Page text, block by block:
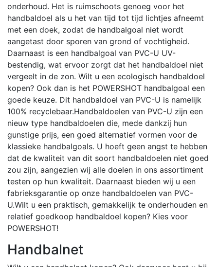
onderhoud. Het is ruimschoots genoeg voor het
handbaldoel als u het van tijd tot tijd lichtjes afneemt
met een doek, zodat de handbalgoal niet wordt
aangetast door sporen van grond of vochtigheid.
Daarnaast is een handbalgoal van PVC-U UV-
bestendig, wat ervoor zorgt dat het handbaldoel niet
vergeelt in de zon. Wilt u een ecologisch handbaldoel
kopen? Ook dan is het POWERSHOT handbalgoal een
goede keuze. Dit handbaldoel van PVC-U is namelijk
100% recyclebaar.Handbaldoelen van PVC-U zijn een
nieuw type handbaldoelen die, mede dankzij hun
gunstige prijs, een goed alternatief vormen voor de
klassieke handbalgoals. U hoeft geen angst te hebben
dat de kwaliteit van dit soort handbaldoelen niet goed
zou zijn, aangezien wij alle doelen in ons assortiment
testen op hun kwaliteit. Daarnaast bieden wij u een
fabrieksgarantie op onze handbaldoelen van PVC-
U.Wilt u een praktisch, gemakkelijk te onderhouden en
relatief goedkoop handbaldoel kopen? Kies voor
POWERSHOT!
Handbalnet